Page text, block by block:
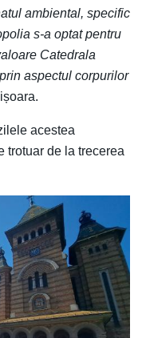
ambiental, specific
s-a optat pentru
Catedrala
aspectul corpurilor
acestea
trotuar de la trecerea